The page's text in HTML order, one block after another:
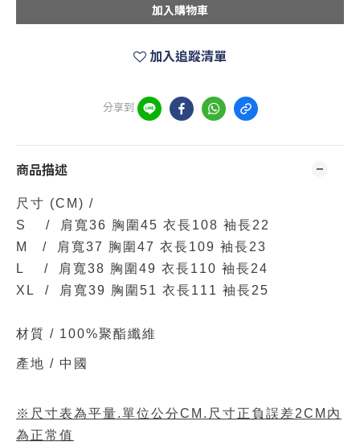
加入購物車
加入追蹤清單
分享到
商品描述
尺寸 (CM) /
S / 肩寬36 胸圍45 衣長108 袖長22
M / 肩寬37 胸圍47 衣長109 袖長23
L / 肩寬38 胸圍49 衣長110 袖長24
XL /
肩寬39 胸圍51 衣長111 袖長25
材質 / 100%聚酯纖維
產地 / 中國
※尺寸表為平量.單位公分CM.尺寸正負誤差2CM內
為正常值